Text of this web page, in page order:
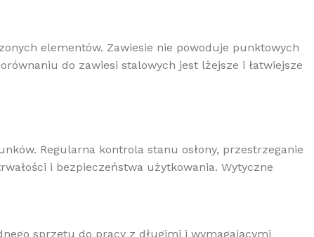
elementów. Zawiesie nie powoduje punktowych
do zawiesi stalowych jest lżejsze i łatwiejsze
Regularna kontrola stanu osłony, przestrzeganie
i bezpieczeństwa użytkowania. Wytyczne
sprzętu do pracy z długimi i wymagającymi